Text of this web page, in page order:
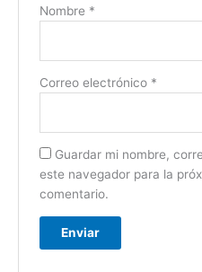
Nombre *
Correo electrónico *
Guardar mi nombre,
este navegador para la
comentario.